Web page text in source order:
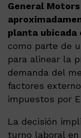
General Motors
planta ubicada
como parte de
para alinear la
demanda del
factores
impuestos por
La decisión
turno laboral